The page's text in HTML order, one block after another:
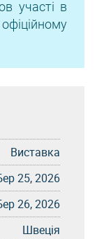
участі в
Виставка
25, 2026
26, 2026
Швеція